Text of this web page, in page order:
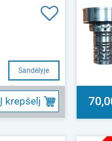
Sandėlyje
Į krepšelį